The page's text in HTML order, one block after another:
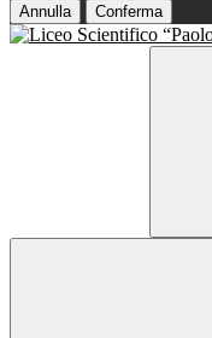
Annulla Conferma